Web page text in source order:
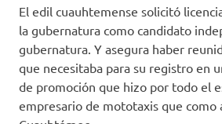
El edil cuauhtemense solicitó
la gubernatura como candidato
gubernatura. Y asegura haber
que necesitaba para su registro en
de promoción que hizo por todo el
empresario de mototaxis que como